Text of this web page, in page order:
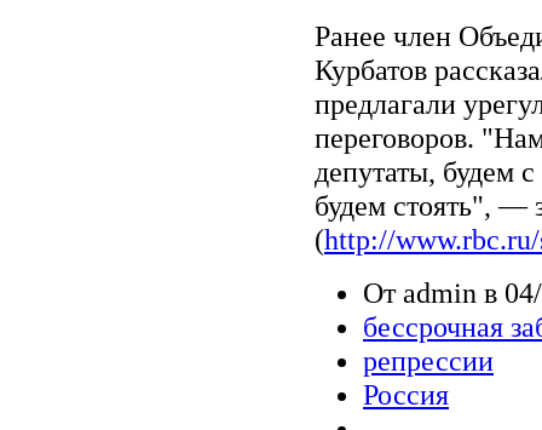
Ранее член
Курбатов
предлагали
переговоров.
депутаты, будем
будем стоять", —
(http://www.rbc.ru/
От admin в
бессрочная
репрессии
Россия